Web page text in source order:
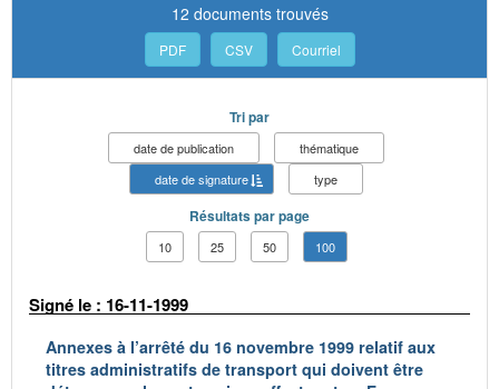
12 documents trouvés
PDF CSV Courriel
Tri par
date de publication
thématique
date de signature
type
Résultats par page
10 25 50 100
Signé le : 16-11-1999
Annexes à l’arrêté du 16 novembre 1999 relatif aux
titres administratifs de transport qui doivent être